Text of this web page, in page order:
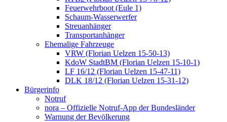
Feuerwehrboot (Eule 1)
Schaum-Wasserwerfer
Streuanhänger
Transportanhänger
Ehemalige Fahrzeuge
VRW (Florian Uelzen 15-50-13)
KdoW StadtBM (Florian Uelzen 15-10-1)
LF 16/12 (Florian Uelzen 15-47-11)
DLK 18/12 (Florian Uelzen 15-31-12)
Bürgerinfo
Notruf
nora – Offizielle Notruf-App der Bundesländer
Warnung der Bevölkerung